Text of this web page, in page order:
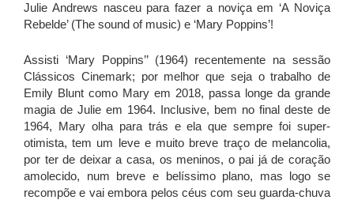
Julie Andrews nasceu para fazer a noviça em ‘A Noviça
Rebelde’ (The sound of music) e ‘Mary Poppins’!
Assisti ‘Mary Poppins’’ (1964) recentemente na sessão
Clássicos Cinemark; por melhor que seja o trabalho de
Emily Blunt como Mary em 2018, passa longe da grande
magia de Julie em 1964. Inclusive, bem no final deste de
1964, Mary olha para trás e ela que sempre foi super-
otimista, tem um leve e muito breve traço de melancolia,
por ter de deixar a casa, os meninos, o pai já de coração
amolecido, num breve e belíssimo plano, mas logo se
recompõe e vai embora pelos céus com seu guarda-chuva